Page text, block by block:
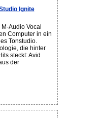
Ignite
Audio Vocal
Computer in ein
Tonstudio.
die hinter
steckt: Avid
der